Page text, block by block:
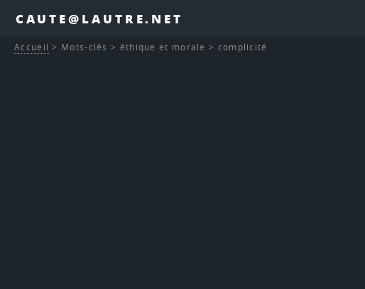
CAUTE@LAUTRE.NET
Accueil > Mots-clés > éthique et morale > complicité